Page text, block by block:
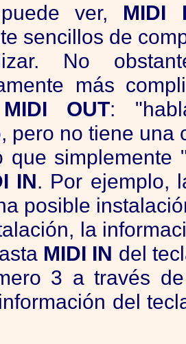
ver, MIDI
sencillos de
No
más
MIDI OUT:
pero no tiene una
que
IN. Por ejemplo,
posible
la
MIDI IN del
3 a través
del